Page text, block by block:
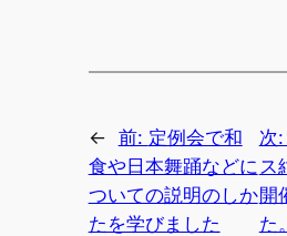
← 前: 定例会で和
食や日本舞踊などに
ついての説明のしか
たを学びました
次:
ス
開
た